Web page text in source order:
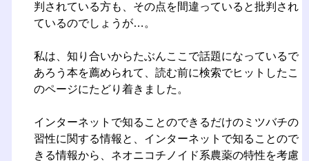
判されている方も、その点を間違っていると批判され
ているのでしょうが…。
私は、知り合いからたぶんここで話題になっているで
あろう本を薦められて、読む前に検索でヒットしたこ
のページにたどり着きました。
インターネットで知ることのできるだけのミツバチの
習性に関する情報と、インターネットで知ることので
きる情報から、ネオニコチノイド系農薬の特性を考慮